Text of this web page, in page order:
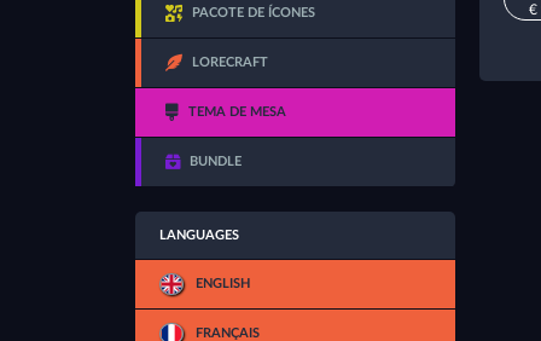
PACOTE DE ÍCONES
LORECRAFT
TEMA DE MESA
BUNDLE
LANGUAGES
ENGLISH
FRANÇAIS
€